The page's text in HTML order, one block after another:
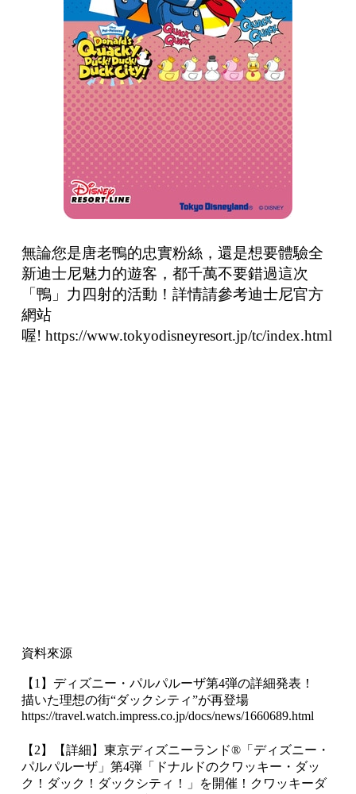
無論您是唐老鴨的忠實粉絲，還是想要體驗全
新迪士尼魅力的遊客，都千萬不要錯過這次
「鴨」力四射的活動！詳情請參考迪士尼官方
網站
喔! https://www.tokyodisneyresort.jp/tc/index.html
資料來源
【1】ディズニー・パルパルーザ第4弾の詳細発表！
描いた理想の街“ダックシティ”が再登場
https://travel.watch.impress.co.jp/docs/news/1660689.html
【2】【詳細】東京ディズニーランド®「ディズニー・
パルパルーザ」第4弾「ドナルドのクワッキー・ダッ
ク！ダック！ダックシティ！」を開催！クワッキーダ